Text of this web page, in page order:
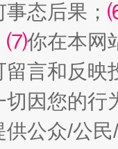
态后果；
⑺你在本网
留言和反映
切因您的行
供公众/公